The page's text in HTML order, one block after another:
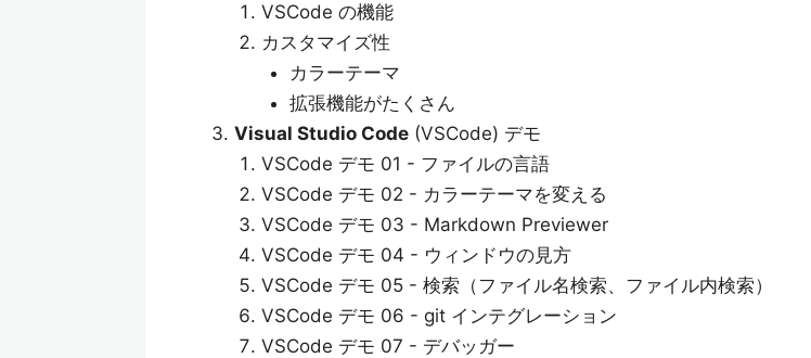
VSCode の機能
カスタマイズ性
カラーテーマ
拡張機能がたくさん
Visual Studio Code(VSCode) デモ
VSCode デモ 01 - ファイルの言語
VSCode デモ 02 - カラーテーマを変える
VSCode デモ 03 - Markdown Previewer
VSCode デモ 04 - ウィンドウの見方
VSCode デモ 05 - 検索（ファイル名検索、ファイル内検索）
VSCode デモ 06 - git インテグレーション
VSCode デモ 07 - デバッガー